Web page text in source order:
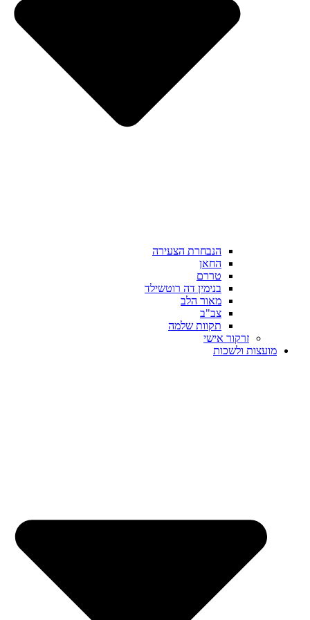
הנבחרת הצעירה
החאן
טררם
בנימין דה רוטשילד
מאור הלב
צב"ב
תקוות שלמה
זרקור אישי
מועצות ולשכות